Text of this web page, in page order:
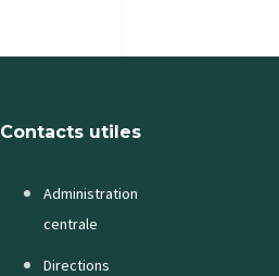
Contacts utiles
Administration
centrale
Directions